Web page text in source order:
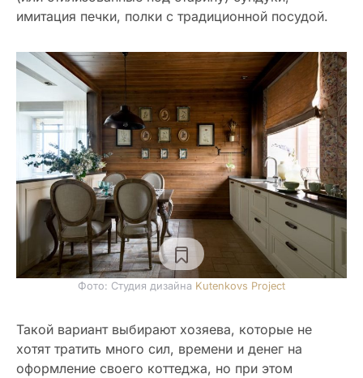
имитация печки, полки с традиционной посудой.
Фото: Студия дизайна Kutenkovs Project
Такой вариант выбирают хозяева, которые не
хотят тратить много сил, времени и денег на
оформление своего коттеджа, но при этом